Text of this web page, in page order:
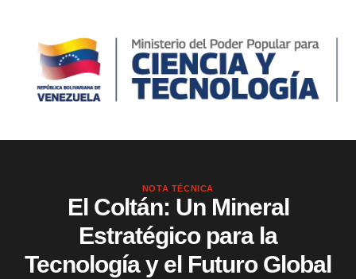
NOTA TÉCNICA
El Coltán: Un Mineral
Estratégico para la
Tecnología y el Futuro Global